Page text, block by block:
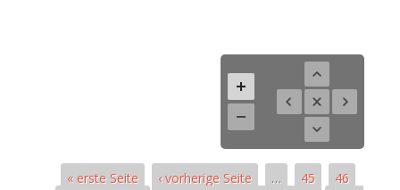
« erste Seite ‹ vorherige Seite … 45
46